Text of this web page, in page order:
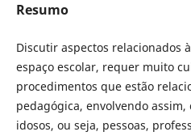
Resumo
Discutir aspectos relacionados
espaço escolar, requer muito
procedimentos que estão
pedagógica, envolvendo
idosos, ou seja, pessoas,